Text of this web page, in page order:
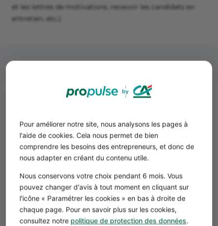
Pour améliorer notre site, nous analysons les pages à
l'aide de cookies. Cela nous permet de bien
comprendre les besoins des entrepreneurs, et donc de
nous adapter en créant du contenu utile.
Nous conservons votre choix pendant 6 mois. Vous
pouvez changer d'avis à tout moment en cliquant sur
l'icône « Paramétrer les cookies » en bas à droite de
chaque page. Pour en savoir plus sur les cookies,
consultez notre politique de protection des données.
et les lettres de motivations, recevoir les candidats en
entretien, etc.).
l'embauche
Si l'arrivée d'un salarié dans votre entreprise est
synonyme de développement de votre chiffre d'affaires,
elle constitue également uncoûtqui ne doit pas peser
sur la rentabilité de votre activité.
Il est donc important d'en estimer le coût global
distinguer les coûts directs et les coûts indirects d’un
salarié.